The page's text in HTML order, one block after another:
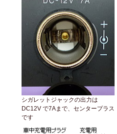
シガレットジャックの出力は
DC12V で7Aまで、センタープラス
です